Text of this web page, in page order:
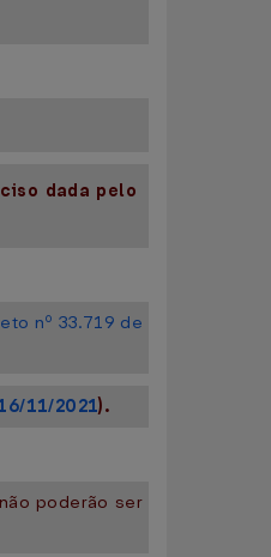
dada pelo
nº 33.719 de
11/2021).
poderão ser